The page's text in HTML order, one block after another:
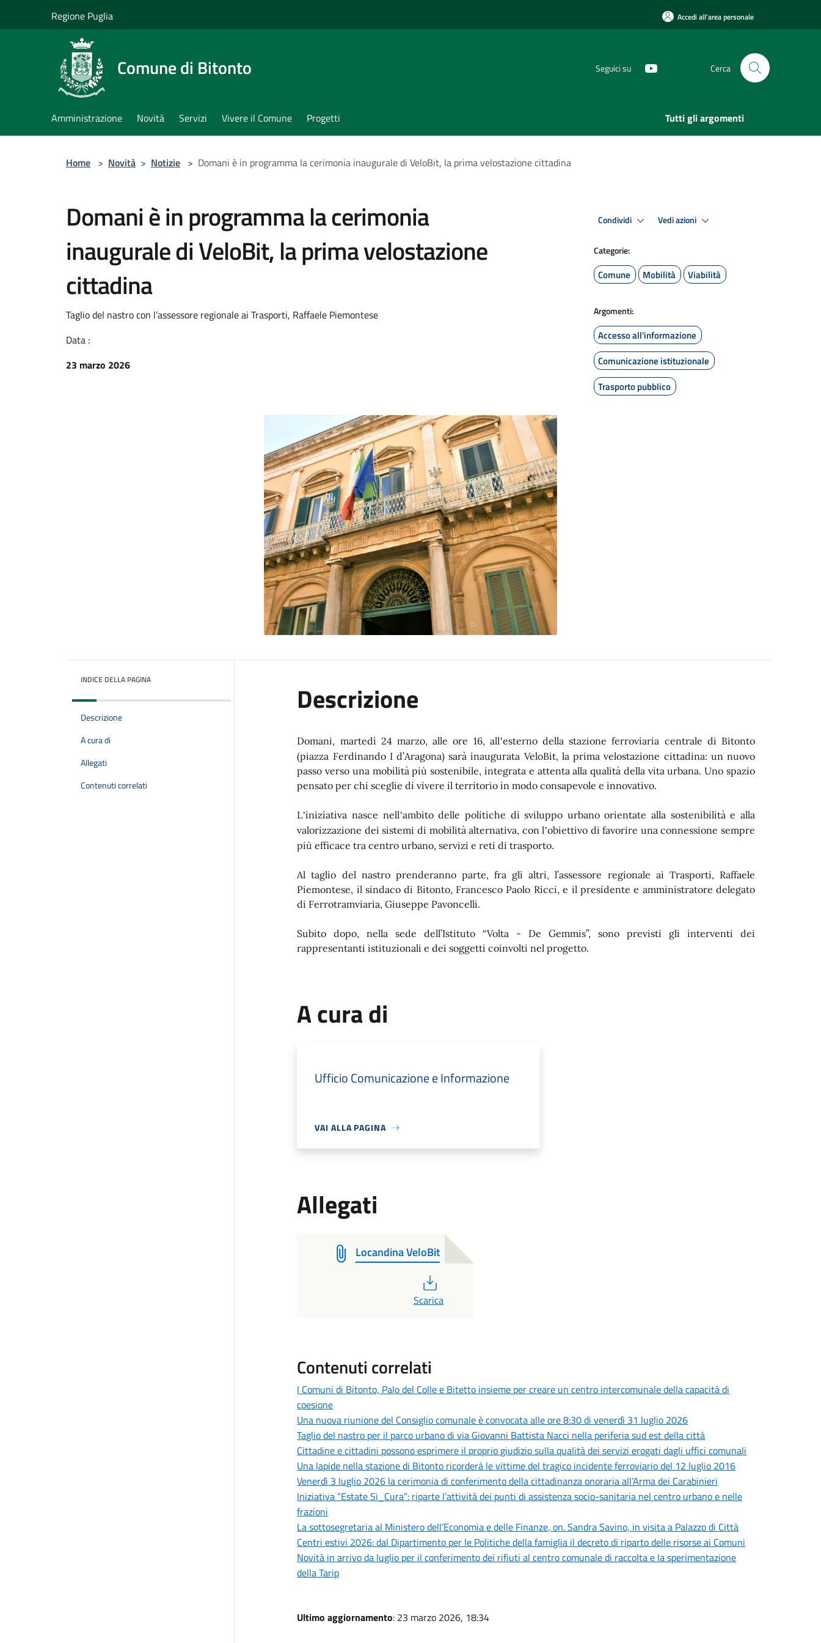
Regione Puglia Accedi all'area personale
Comune di Bitonto Seguici su Cerca
Amministrazione Novità Servizi Vivere il Comune Progetti Tutti gli argomenti
Home > Novità > Notizie > Domani è in programma la cerimonia inaugurale di VeloBit, la prima velostazione cittadina
Domani è in programma la cerimonia
inaugurale di VeloBit, la prima velostazione
cittadina
Taglio del nastro con l’assessore regionale ai Trasporti, Raffaele Piemontese
Data :
23 marzo 2026
Condividi Vedi azioni
Categorie:
Comune Mobilità Viabilità
Argomenti:
Accesso all'informazione
Comunicazione istituzionale
Trasporto pubblico
INDICE DELLA PAGINA
Descrizione
A cura di
Allegati
Contenuti correlati
Descrizione
Domani, martedì 24 marzo, alle ore 16, all’esterno della stazione ferroviaria centrale di Bitonto
(piazza Ferdinando I d’Aragona) sarà inaugurata VeloBit, laprima velostazione cittadina: un nuovo
passo verso una mobilità più sostenibile, integrata e attenta alla qualità della vita urbana. Uno spazio
pensato per chi sceglie di vivere il territorio in modo consapevole e innovativo.
L’iniziativa nasce nell’ambito delle politiche di sviluppo urbano orientate alla sostenibilità e alla
valorizzazione dei sistemi di mobilità alternativa, con l’obiettivo di favorire una connessione sempre
più efficace tra centro urbano, servizi e reti di trasporto.
Al taglio del nastro prenderanno parte, fra gli altri, l’assessore regionale ai Trasporti, Raffaele
Piemontese, il sindaco di Bitonto, Francesco Paolo Ricci, e il presidente e amministratore delegato
di Ferrotramviaria, Giuseppe Pavoncelli.
Subito dopo, nella sede dell’Istituto “Volta - De Gemmis”, sono previsti gli interventi dei
rappresentanti istituzionali e dei soggetti coinvolti nel progetto.
A cura di
Ufficio Comunicazione e Informazione
VAI ALLA PAGINA
Allegati
Locandina VeloBit
Scarica
Contenuti correlati
I Comuni di Bitonto, Palo del Colle e Bitetto insieme per creare un centro intercomunale della capacità di
coesione
Una nuova riunione del Consiglio comunale è convocata alle ore 8:30 di venerdì 31 luglio 2026
Taglio del nastro per il parco urbano di via Giovanni Battista Nacci nella periferia sud est della città
Cittadine e cittadini possono esprimere il proprio giudizio sulla qualità dei servizi erogati dagli uffici comunali
Una lapide nella stazione di Bitonto ricorderà le vittime del tragico incidente ferroviario del 12 luglio 2016
Venerdì 3 luglio 2026 la cerimonia di conferimento della cittadinanza onoraria all’Arma dei Carabinieri
Iniziativa “Estate Si_Cura”: riparte l’attività dei punti di assistenza socio-sanitaria nel centro urbano e nelle
frazioni
La sottosegretaria al Ministero dell’Economia e delle Finanze, on. Sandra Savino, in visita a Palazzo di Città
Centri estivi 2026: dal Dipartimento per le Politiche della famiglia il decreto di riparto delle risorse ai Comuni
Novità in arrivo da luglio per il conferimento dei rifiuti al centro comunale di raccolta e la sperimentazione
della Tarip
Ultimo aggiornamento: 23 marzo 2026, 18:34